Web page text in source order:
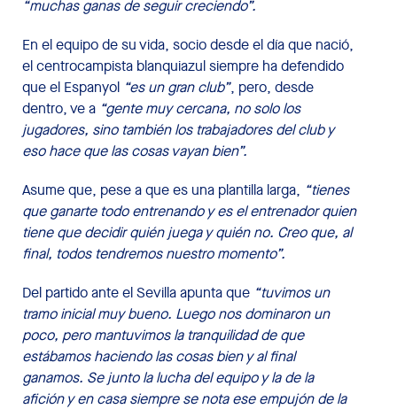
“muchas ganas de seguir creciendo”.
En el equipo de su vida, socio desde el día que nació,
el centrocampista blanquiazul siempre ha defendido
que el Espanyol “es un gran club”, pero, desde
dentro, ve a “gente muy cercana, no solo los
jugadores, sino también los trabajadores del club y
eso hace que las cosas vayan bien”.
Asume que, pese a que es una plantilla larga, “tienes
que ganarte todo entrenando y es el entrenador quien
tiene que decidir quién juega y quién no. Creo que, al
final, todos tendremos nuestro momento”.
Del partido ante el Sevilla apunta que “tuvimos un
tramo inicial muy bueno. Luego nos dominaron un
poco, pero mantuvimos la tranquilidad de que
estábamos haciendo las cosas bien y al final
ganamos. Se junto la lucha del equipo y la de la
afición y en casa siempre se nota ese empujón de la